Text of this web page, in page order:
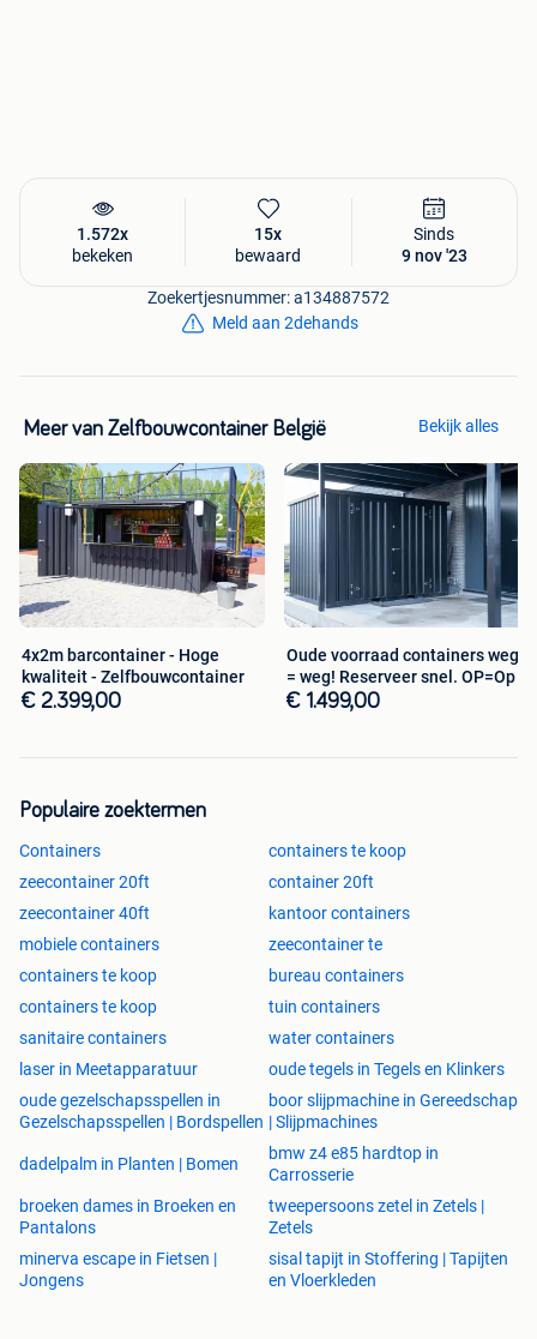
1.572x
bekeken
15x
bewaard
Sinds
9 nov '23
Zoekertjesnummer: a134887572
Meld aan 2dehands
Meer van Zelfbouwcontainer België Bekijk alles
4x2m barcontainer - Hoge
kwaliteit - Zelfbouwcontainer
€ 2.399,00
Oude voorraad containers weg
= weg! Reserveer snel. OP=Op
€ 1.499,00
Populaire zoektermen
Containers
containers te koop
zeecontainer 20ft
container 20ft
zeecontainer 40ft
kantoor containers
mobiele containers
zeecontainer te
containers te koop
bureau containers
containers te koop
tuin containers
sanitaire containers
water containers
laser in Meetapparatuur
oude tegels in Tegels en Klinkers
oude gezelschapsspellen in
Gezelschapsspellen | Bordspellen
boor slijpmachine in Gereedschap
| Slijpmachines
dadelpalm in Planten | Bomen
bmw z4 e85 hardtop in
Carrosserie
broeken dames in Broeken en
Pantalons
tweepersoons zetel in Zetels |
Zetels
minerva escape in Fietsen |
Jongens
sisal tapijt in Stoffering | Tapijten
en Vloerkleden